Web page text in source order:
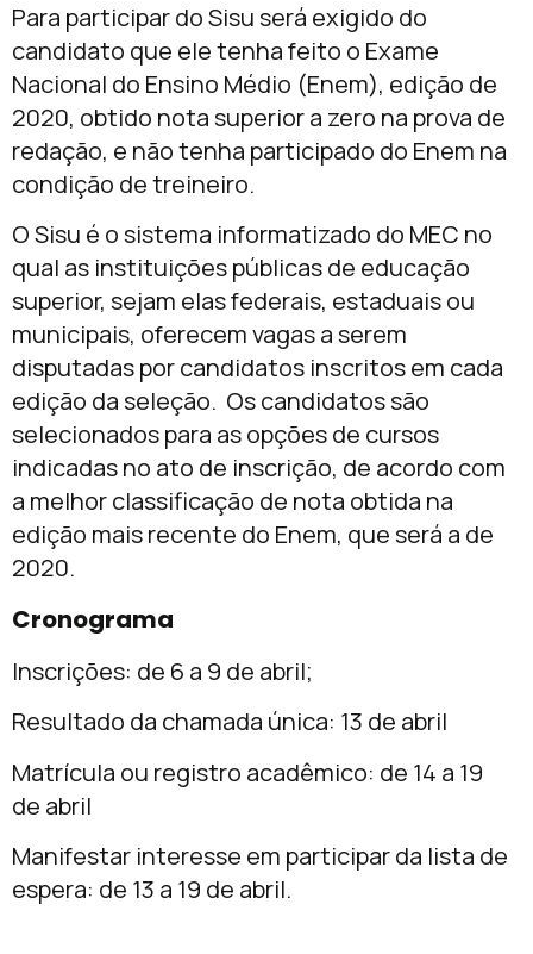
Para participar do Sisu será exigido do
candidato que ele tenha feito o Exame
Nacional do Ensino Médio (Enem), edição de
2020, obtido nota superior a zero na prova de
redação, e não tenha participado do Enem na
condição de treineiro.
O Sisu é o sistema informatizado do MEC no
qual as instituições públicas de educação
superior, sejam elas federais, estaduais ou
municipais, oferecem vagas a serem
disputadas por candidatos inscritos em cada
edição da seleção. Os candidatos são
selecionados para as opções de cursos
indicadas no ato de inscrição, de acordo com
a melhor classificação de nota obtida na
edição mais recente do Enem, que será a de
2020.
Cronograma
Inscrições: de 6 a 9 de abril;
Resultado da chamada única: 13 de abril
Matrícula ou registro acadêmico: de 14 a 19
de abril
Manifestar interesse em participar da lista de
espera: de 13 a 19 de abril.